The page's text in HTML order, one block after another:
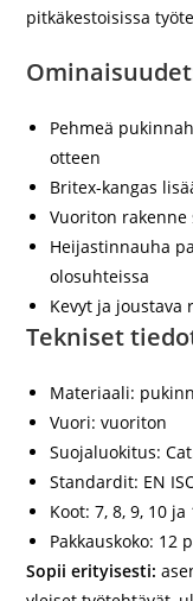
pitkäkestoisissa
Pehmeä
otteen
Britex-kangas
Vuoriton
Heijastinnauha
olosuhteissa
Kevyt ja
Tekniset
Materiaali:
Vuori: vuoriton
Suojaluokitus:
Standardit: EN
Koot: 7, 8, 9, 10 ja
Pakkauskoko: 12
Sopii erityisesti: